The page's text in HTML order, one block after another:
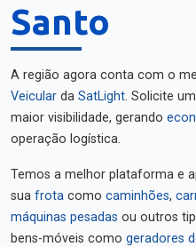
Santo
A região agora conta com o
Veicular da SatLight. Solicite um
maior visibilidade, gerando
operação logística.
Temos a melhor plataforma e
sua frota como caminhões,
máquinas pesadas ou outros
bens-móveis como geradores